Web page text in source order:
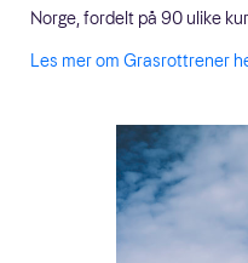
Norge, fordelt på 90 ulike
Les mer om Grasrottrener